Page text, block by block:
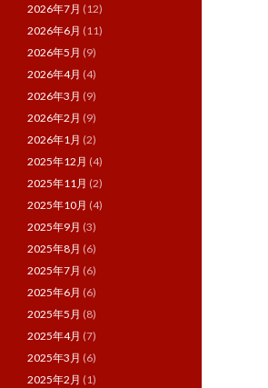
2026年7月 (12)
2026年6月 (11)
2026年5月 (9)
2026年4月 (4)
2026年3月 (9)
2026年2月 (9)
2026年1月 (2)
2025年12月 (4)
2025年11月 (2)
2025年10月 (4)
2025年9月 (3)
2025年8月 (6)
2025年7月 (6)
2025年6月 (6)
2025年5月 (8)
2025年4月 (7)
2025年3月 (6)
2025年2月 (1)